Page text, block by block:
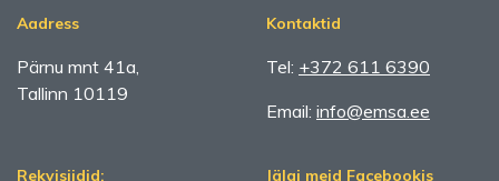
Aadress
Pärnu mnt 41a,
Tallinn 10119
Kontaktid
Tel: +372 611 6390
Email: info@emsa.ee
Rekvisiidid: Jälgi meid Facebookis